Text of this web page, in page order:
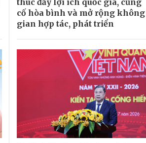
thúc đẩy lợi ích quốc gia, củng
cố hòa bình và mở rộng không
gian hợp tác, phát triển